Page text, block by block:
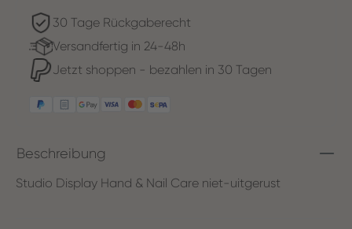
30 Tage Rückgaberecht
Versandfertig in 24-48h
Jetzt shoppen - bezahlen in 30 Tagen
Beschreibung
Studio Display Hand & Nail Care niet-uitgerust